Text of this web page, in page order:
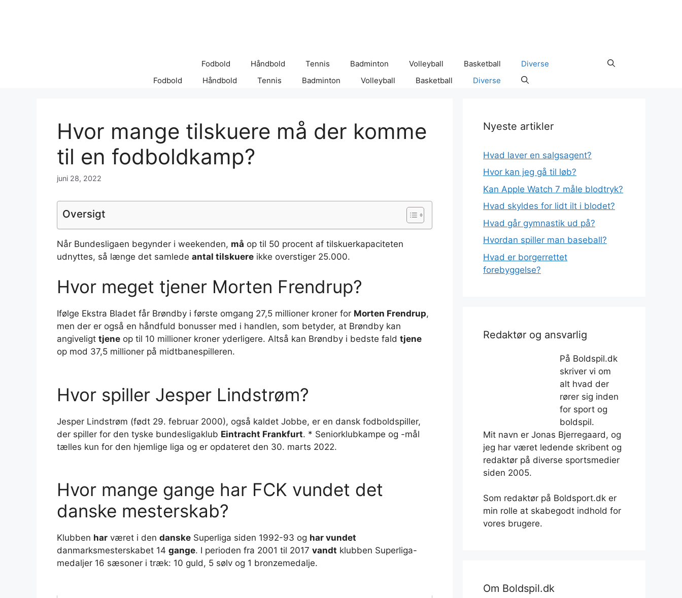
Fodbold Håndbold Tennis Badminton Volleyball Basketball
Diverse
Fodbold
Håndbold Tennis Badminton Volleyball Basketball Diverse
Hvor mange tilskuere må der komme
til en fodboldkamp?
juni 28, 2022
Oversigt
Når Bundesligaen begynder i weekenden, må op til 50 procent af tilskuerkapaciteten
udnyttes, så længe det samlede antal tilskuere ikke overstiger 25.000.
Hvor meget tjener Morten Frendrup?
Ifølge Ekstra Bladet får Brøndby i første omgang 27,5 millioner kroner for Morten Frendrup,
men der er også en håndfuld bonusser med i handlen, som betyder, at Brøndby kan
angiveligt tjene op til 10 millioner kroner yderligere. Altså kan Brøndby i bedste fald tjene
op mod 37,5 millioner på midtbanespilleren.
Hvor spiller Jesper Lindstrøm?
Jesper Lindstrøm (født 29. februar 2000), også kaldet Jobbe, er en dansk fodboldspiller,
der spiller for den tyske bundesligaklub Eintracht Frankfurt. * Seniorklubkampe og -mål
tælles kun for den hjemlige liga og er opdateret den 30. marts 2022.
Hvor mange gange har FCK vundet det
danske mesterskab?
Klubben har været i den danske Superliga siden 1992-93 og har vundet
danmarksmesterskabet 14 gange. I perioden fra 2001 til 2017 vandt klubben Superliga-
medaljer 16 sæsoner i træk: 10 guld, 5 sølv og 1 bronzemedalje.
Nyeste artikler
Hvad laver en salgsagent?
Hvor kan jeg gå til løb?
Kan Apple Watch 7 måle blodtryk?
Hvad skyldes for lidt ilt i blodet?
Hvad går gymnastik ud på?
Hvordan spiller man baseball?
Hvad er borgerrettet
forebyggelse?
Redaktør og ansvarlig
På Boldspil.dk
skriver vi om
alt hvad der
rører sig inden
for sport og
boldspil.
Mit navn er Jonas Bjerregaard, og
jeg har været ledende skribent og
redaktør på diverse sportsmedier
siden 2005.
Som redaktør på Boldsport.dk er
min rolle at skabegodt indhold for
vores brugere.
Om Boldspil.dk